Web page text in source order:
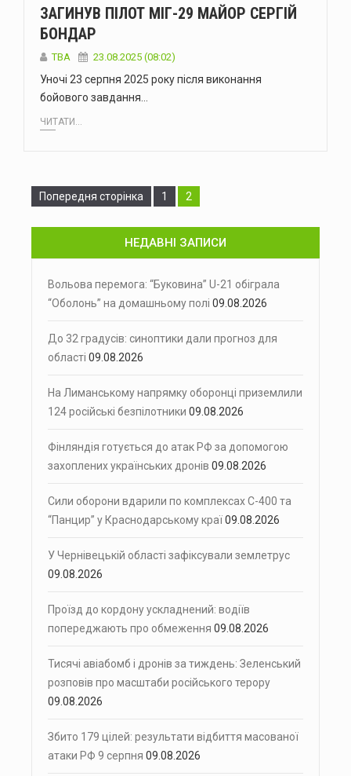
ЗАГИНУВ ПІЛОТ МІГ-29 МАЙОР СЕРГІЙ
БОНДАР
ТВА 23.08.2025 (08:02)
Уночі 23 серпня 2025 року після виконання
бойового завдання…
ЧИТАТИ...
Попередня сторінка Сторінка
1 Сторінка
2
НЕДАВНІ ЗАПИСИ
Вольова перемога: “Буковина” U-21 обіграла
“Оболонь” на домашньому полі 09.08.2026
До 32 градусів: синоптики дали прогноз для
області 09.08.2026
На Лиманському напрямку оборонці приземлили
124 російські безпілотники 09.08.2026
Фінляндія готується до атак РФ за допомогою
захоплених українських дронів 09.08.2026
Сили оборони вдарили по комплексах С-400 та
“Панцир” у Краснодарському краї09.08.2026
У Чернівецькій області зафіксували землетрус
09.08.2026
Проїзд до кордону ускладнений: водіїв
попереджають про обмеження 09.08.2026
Тисячі авіабомб і дронів за тиждень: Зеленський
розповів про масштаби російського терору
09.08.2026
Збито 179 цілей: результати відбиття масованої
атаки РФ 9 серпня 09.08.2026